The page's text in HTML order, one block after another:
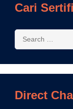
Cari
Direct